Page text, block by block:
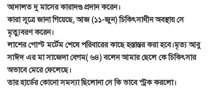
আদালত দু মাসের কারাদণ্ড প্রদান করেন।
কারা সূত্রে জানা গিয়েছে, আজ (১১-জুন) চিকিৎসাধীন অবস্থায় সে
মৃত্যুবরণ করেন।
লাশের পোস্ট মর্টেম শেষে পরিবারের কাছে হস্তান্তর করা হবে।মৃত্য আবু
সাঈদ এর মা সাজেদা বেগম( ৬৪) বলেন আমার ছেলে কে চিকিৎসার
অভাবে মেরে ফেলেছে।
তার হার্ডের কোনো সমস্যা ছিলোনা সে কি ভাবে স্ট্রক করলো।